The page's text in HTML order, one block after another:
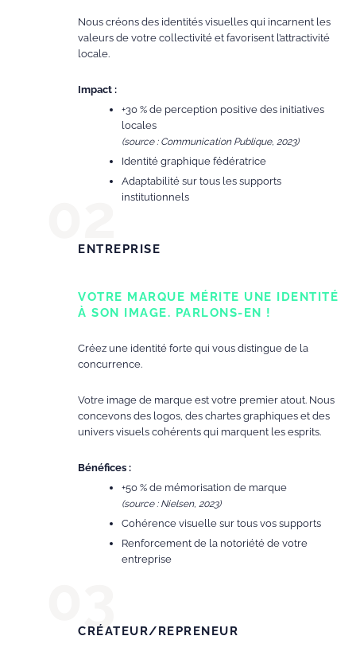
Nous créons des identités visuelles qui incarnent les
valeurs de votre collectivité et favorisent l’attractivité
locale.
Impact :
+30 % de perception positive des initiatives
locales
(source : Communication Publique, 2023)
Identité graphique fédératrice
Adaptabilité sur tous les supports
institutionnels
ENTREPRISE
VOTRE MARQUE MÉRITE UNE IDENTITÉ
À SON IMAGE. PARLONS-EN !
Créez une identité forte qui vous distingue de la
concurrence.
Votre image de marque est votre premier atout. Nous
concevons des logos, des chartes graphiques et des
univers visuels cohérents qui marquent les esprits.
Bénéfices :
+50 % de mémorisation de marque
(source : Nielsen, 2023)
Cohérence visuelle sur tous vos supports
Renforcement de la notoriété de votre
entreprise
CRÉATEUR/REPRENEUR